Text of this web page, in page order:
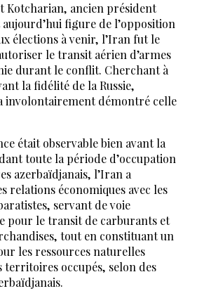
Kotcharian, ancien président
figure de l’opposition
élections à venir, l’Iran fut le
le transit aérien d’armes
durant le conflit. Cherchant à
la fidélité de la Russie,
involontairement démontré celle
était observable bien avant la
toute la période d’occupation
azerbaïdjanais, l’Iran a
relations économiques avec les
servant de voie
pour le transit de carburants et
tout en constituant un
les ressources naturelles
territoires occupés, selon des